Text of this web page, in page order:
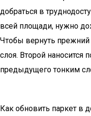
добраться в
всей площади, нужно
Чтобы вернуть прежний
слоя. Второй наносится
предыдущего тонким
Как обновить паркет в